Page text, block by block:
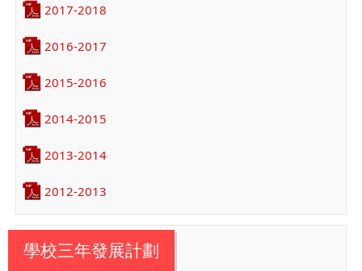
2017-2018
2016-2017
2015-2016
2014-2015
2013-2014
2012-2013
學校三年發展計劃